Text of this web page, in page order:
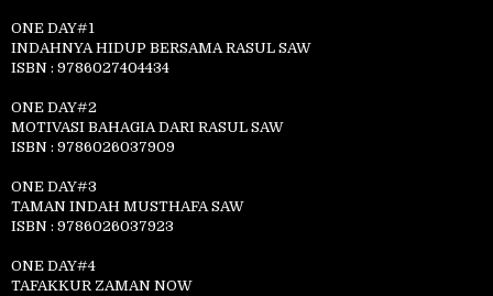
ONE DAY#1
INDAHNYA HIDUP BERSAMA RASUL SAW
ISBN : 9786027404434
ONE DAY#2
MOTIVASI BAHAGIA DARI RASUL SAW
ISBN : 9786026037909
ONE DAY#3
TAMAN INDAH MUSTHAFA SAW
ISBN : 9786026037923
ONE DAY#4
TAFAKKUR ZAMAN NOW